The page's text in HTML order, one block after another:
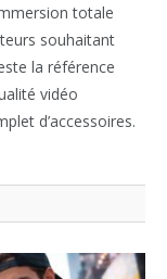
totale
souhaitant
la référence
vidéo
d’accessoires.